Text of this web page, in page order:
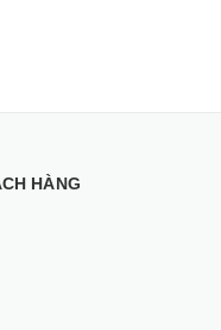
HÀNG